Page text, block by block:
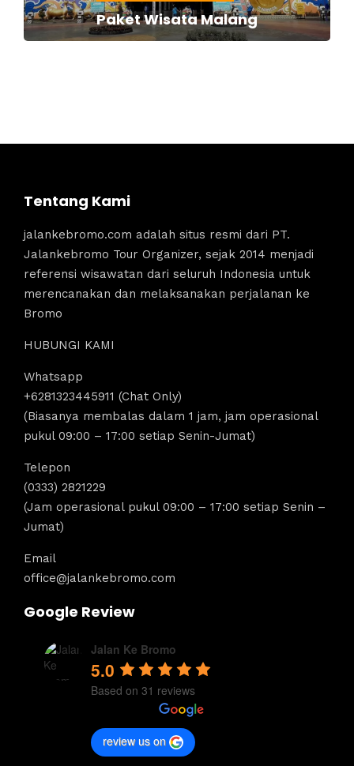
Paket Wisata Malang
Tentang Kami
jalankebromo.com adalah situs resmi dari PT.
Jalankebromo Tour Organizer, sejak 2014 menjadi
referensi wisawatan dari seluruh Indonesia untuk
merencanakan dan melaksanakan perjalanan ke
Bromo
HUBUNGI KAMI
Whatsapp
+6281323445911 (Chat Only)
(Biasanya membalas dalam 1 jam, jam operasional
pukul 09:00 – 17:00 setiap Senin-Jumat)
Telepon
(0333) 2821229
(Jam operasional pukul 09:00 – 17:00 setiap Senin –
Jumat)
Email
office@jalankebromo.com
Google Review
Jalan Ke Bromo
5.0
Based on 31 reviews
review us on